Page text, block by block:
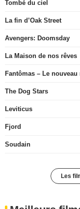
Tombé du ciel
La fin d’Oak Street
Avengers: Doomsday
La Maison de nos rêves
Fantômas – Le nouveau
The Dog Stars
Leviticus
Fjord
Soudain
Les